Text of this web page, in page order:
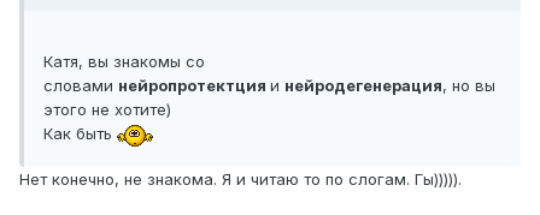
Катя, вы знакомы со
словами нейропротектция и нейродегенерация, но вы
этого не хотите)
Как быть
Нет конечно, не знакома. Я и читаю то по слогам. Гы))))).